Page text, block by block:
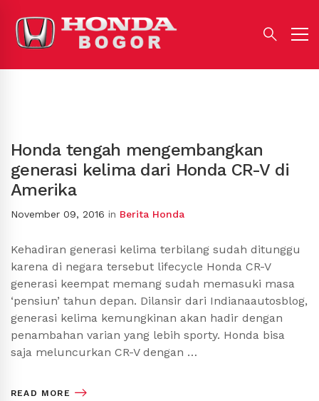
Honda tengah mengembangkan
generasi kelima dari Honda CR-V di
Amerika
November 09, 2016 in Berita Honda
Kehadiran generasi kelima terbilang sudah ditunggu
karena di negara tersebut lifecycle Honda CR-V
generasi keempat memang sudah memasuki masa
‘pensiun’ tahun depan. Dilansir dari Indianaautosblog,
generasi kelima kemungkinan akan hadir dengan
penambahan varian yang lebih sporty. Honda bisa
saja meluncurkan CR-V dengan …
READ MORE